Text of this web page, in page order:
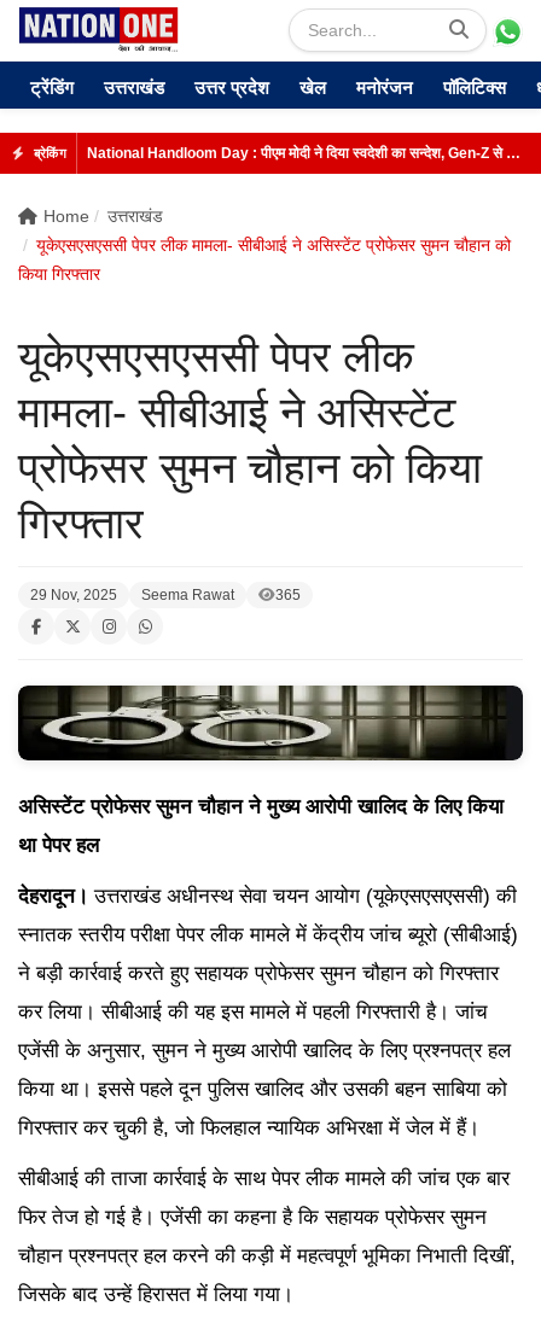
ब्रेकिंग National Handloom Day : पीएम मोदी ने दिया स्वदेशी का सन्देश, Gen-Z से की ख़ास अपील
ट्रेंडिंग उत्तराखंड उत्तर प्रदेश खेल मनोरंजन पॉलिटिक्स
Home
उत्तराखंड
यूकेएसएसएससी पेपर लीक मामला- सीबीआई ने असिस्टेंट प्रोफेसर सुमन चौहान को
किया गिरफ्तार
यूकेएसएसएससी पेपर लीक
मामला- सीबीआई ने असिस्टेंट
प्रोफेसर सुमन चौहान को किया
गिरफ्तार
29 Nov, 2025 Seema Rawat 365
असिस्टेंट प्रोफेसर सुमन चौहान ने मुख्य आरोपी खालिद के लिए किया
था पेपर हल
देहरादून। उत्तराखंड अधीनस्थ सेवा चयन आयोग (यूकेएसएसएससी) की
स्नातक स्तरीय परीक्षा पेपर लीक मामले में केंद्रीय जांच ब्यूरो (सीबीआई)
ने बड़ी कार्रवाई करते हुए सहायक प्रोफेसर सुमन चौहान को गिरफ्तार
कर लिया। सीबीआई की यह इस मामले में पहली गिरफ्तारी है। जांच
एजेंसी के अनुसार, सुमन ने मुख्य आरोपी खालिद के लिए प्रश्नपत्र हल
किया था। इससे पहले दून पुलिस खालिद और उसकी बहन साबिया को
गिरफ्तार कर चुकी है, जो फिलहाल न्यायिक अभिरक्षा में जेल में हैं।
सीबीआई की ताजा कार्रवाई के साथ पेपर लीक मामले की जांच एक बार
फिर तेज हो गई है। एजेंसी का कहना है कि सहायक प्रोफेसर सुमन
चौहान प्रश्नपत्र हल करने की कड़ी में महत्वपूर्ण भूमिका निभाती दिखीं,
जिसके बाद उन्हें हिरासत में लिया गया।